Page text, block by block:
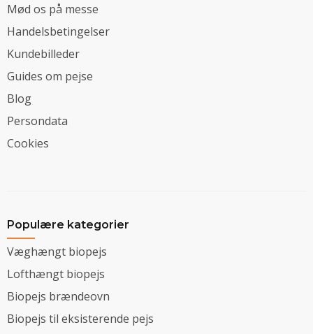
Mød os på messe
Handelsbetingelser
Kundebilleder
Guides om pejse
Blog
Persondata
Cookies
Populære kategorier
Væghængt biopejs
Lofthængt biopejs
Biopejs brændeovn
Biopejs til eksisterende pejs